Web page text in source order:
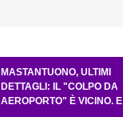
MASTANTUONO, ULTIMI
DETTAGLI: IL "COLPO DA
AEROPORTO" È VICINO. E